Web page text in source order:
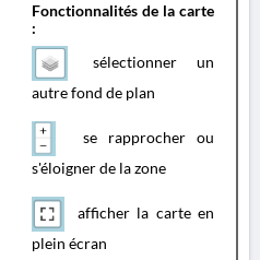
Fonctionnalités de la carte
:
sélectionner un
autre fond de plan
se rapprocher ou
s'éloigner de la zone
afficher la carte en
plein écran